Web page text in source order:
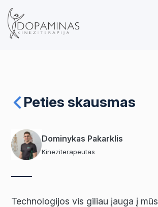
Peties skausmas
Dominykas Pakarklis
Kineziterapeutas
Technologijos vis giliau įauga į